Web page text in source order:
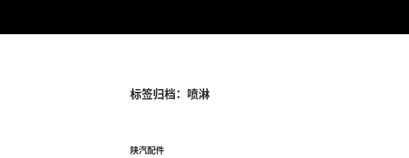
标签归档：喷淋
陕汽配件